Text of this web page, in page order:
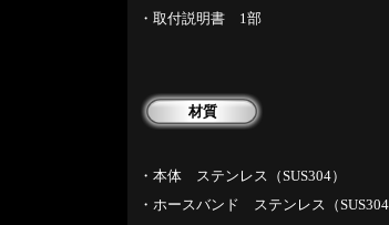
・取付説明書 1部
材質
・本体 ステンレス（SUS304）
・ホースバンド ステンレス（